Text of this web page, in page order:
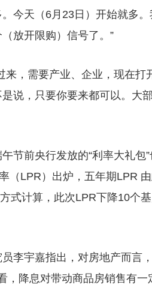
今天（6月23日）开始就多
放开限购）信号了。”
来，需要产业、企业，现在打
说，只要你要来都可以。大
节前央行发放的“利率大礼包
（LPR）出炉，五年期LPR
式计算，此次LPR下降10个
李宇嘉指出，对房地产而言
降息对带动商品房销售有一